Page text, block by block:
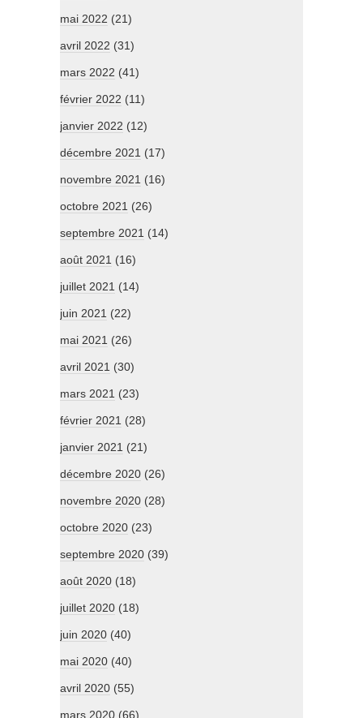
mai 2022 (21)
avril 2022 (31)
mars 2022 (41)
février 2022 (11)
janvier 2022 (12)
décembre 2021 (17)
novembre 2021 (16)
octobre 2021 (26)
septembre 2021 (14)
août 2021 (16)
juillet 2021 (14)
juin 2021 (22)
mai 2021 (26)
avril 2021 (30)
mars 2021 (23)
février 2021 (28)
janvier 2021 (21)
décembre 2020 (26)
novembre 2020 (28)
octobre 2020 (23)
septembre 2020 (39)
août 2020 (18)
juillet 2020 (18)
juin 2020 (40)
mai 2020 (40)
avril 2020 (55)
mars 2020 (66)